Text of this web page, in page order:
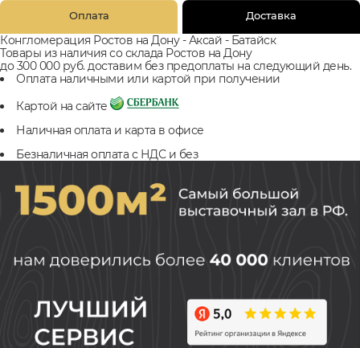
Оплата Доставка
Конгломерация Ростов на Дону - Аксай - Батайск
Товары из наличия со склада Ростов на Дону
до 300 000 руб. доставим без предоплаты на следующий день.
Оплата наличными или картой при получении
Картой на сайте
Наличная оплата и карта в офисе
Безналичная оплата с НДС и без